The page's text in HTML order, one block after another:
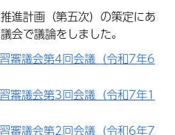
進計画（第五次）の策定にあ
会で議論をしました。
審議会第4回会議（令和7年6
審議会第3回会議（令和7年1
審議会第2回会議（令和6年7